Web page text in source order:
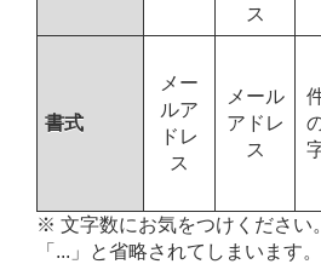
ス
書式
メー
ルア
ドレ
ス
メール
アドレ
ス
※ 文字数にお気をつけください
「...」と省略されてしまいます。